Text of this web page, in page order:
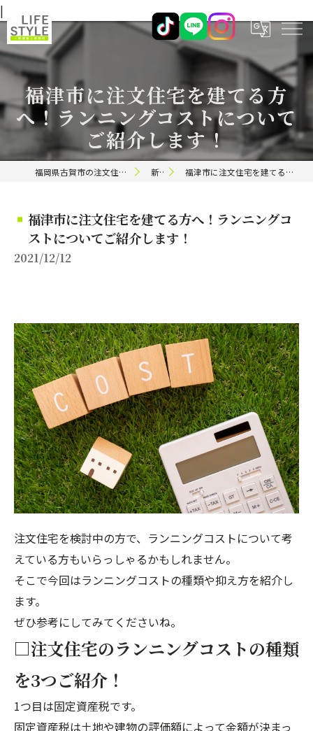
|
福津市に注文住宅を建てる方
へ！ランニングコストについて
ご紹介します！
福岡県古賀市の注文住宅ならライフスタイル 一級建築士事務所 新着情報 福津市に注文住宅を建てる方へ！ランニングコストについてご紹介します！
福津市に注文住宅を建てる方へ！ランニングコ
ストについてご紹介します！
2021/12/12
注文住宅を検討中の方で、ランニングコストについて考
えている方もいらっしゃるかもしれません。
そこで今回はランニングコストの種類や抑え方を紹介し
ます。
ぜひ参考にしてみてくださいね。
□注文住宅のランニングコストの種類
を3つご紹介！
1つ目は固定資産税です。
固定資産税は土地や建物の評価額によって金額が決まっ